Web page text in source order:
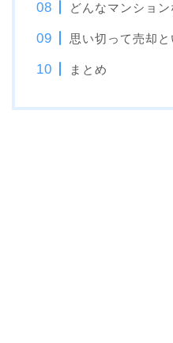
どんなマンショ
思い切って売却と
まとめ